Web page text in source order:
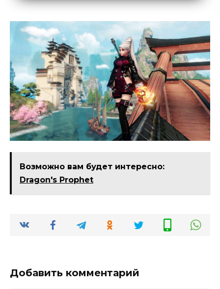
Возможно вам будет интересно:
Dragon's Prophet
Добавить комментарий